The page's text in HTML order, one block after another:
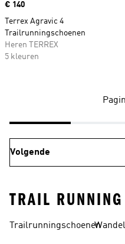
Price
€ 140
Terrex Agravic 4
Trailrunningschoenen
Heren TERREX
5 kleuren
Volgende
TRAIL
Trailrunningschoenen